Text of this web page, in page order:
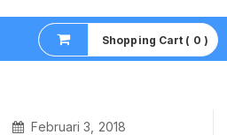
Shopping Cart ( 0 )
Februari 3, 2018